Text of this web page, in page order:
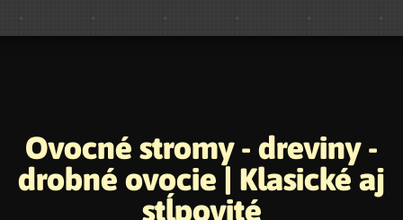
Ovocné stromy - dreviny -
drobné ovocie | Klasické aj
stĺpovité
You are here: